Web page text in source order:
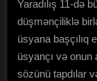
Yaradılış 11-də
düşmənçiliklə
üsyana başçılıq
üsyançı və onun
sözünü tapdılar